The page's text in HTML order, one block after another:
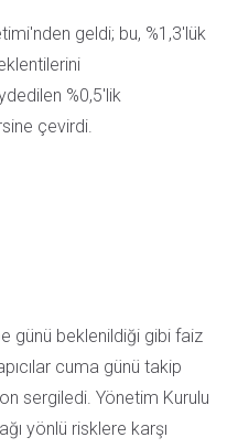
geldi; bu, %1,3'lük
%0,5'lik
çevirdi.
günü beklenildiği gibi faiz
cuma günü takip
sergiledi. Yönetim Kurulu
yönlü risklere karşı